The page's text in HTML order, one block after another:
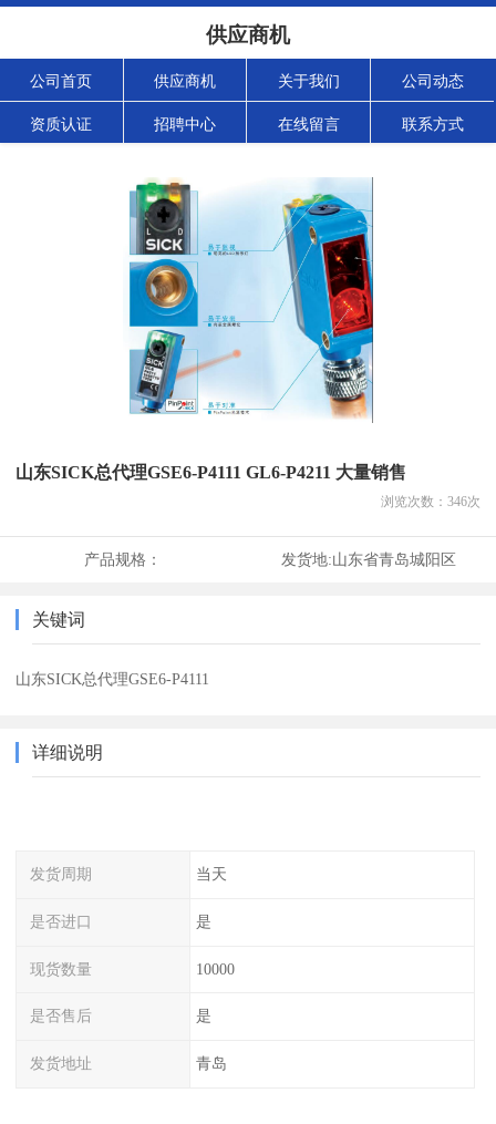
供应商机
公司首页 供应商机 关于我们 公司动态
资质认证 招聘中心 在线留言 联系方式
山东SICK总代理GSE6-P4111 GL6-P4211 大量销售
浏览次数： 346次
产品规格： 发货地:山东省青岛城阳区
关键词
山东SICK总代理GSE6-P4111
详细说明
发货周期 当天
是否进口 是
现货数量 10000
是否售后 是
发货地址 青岛